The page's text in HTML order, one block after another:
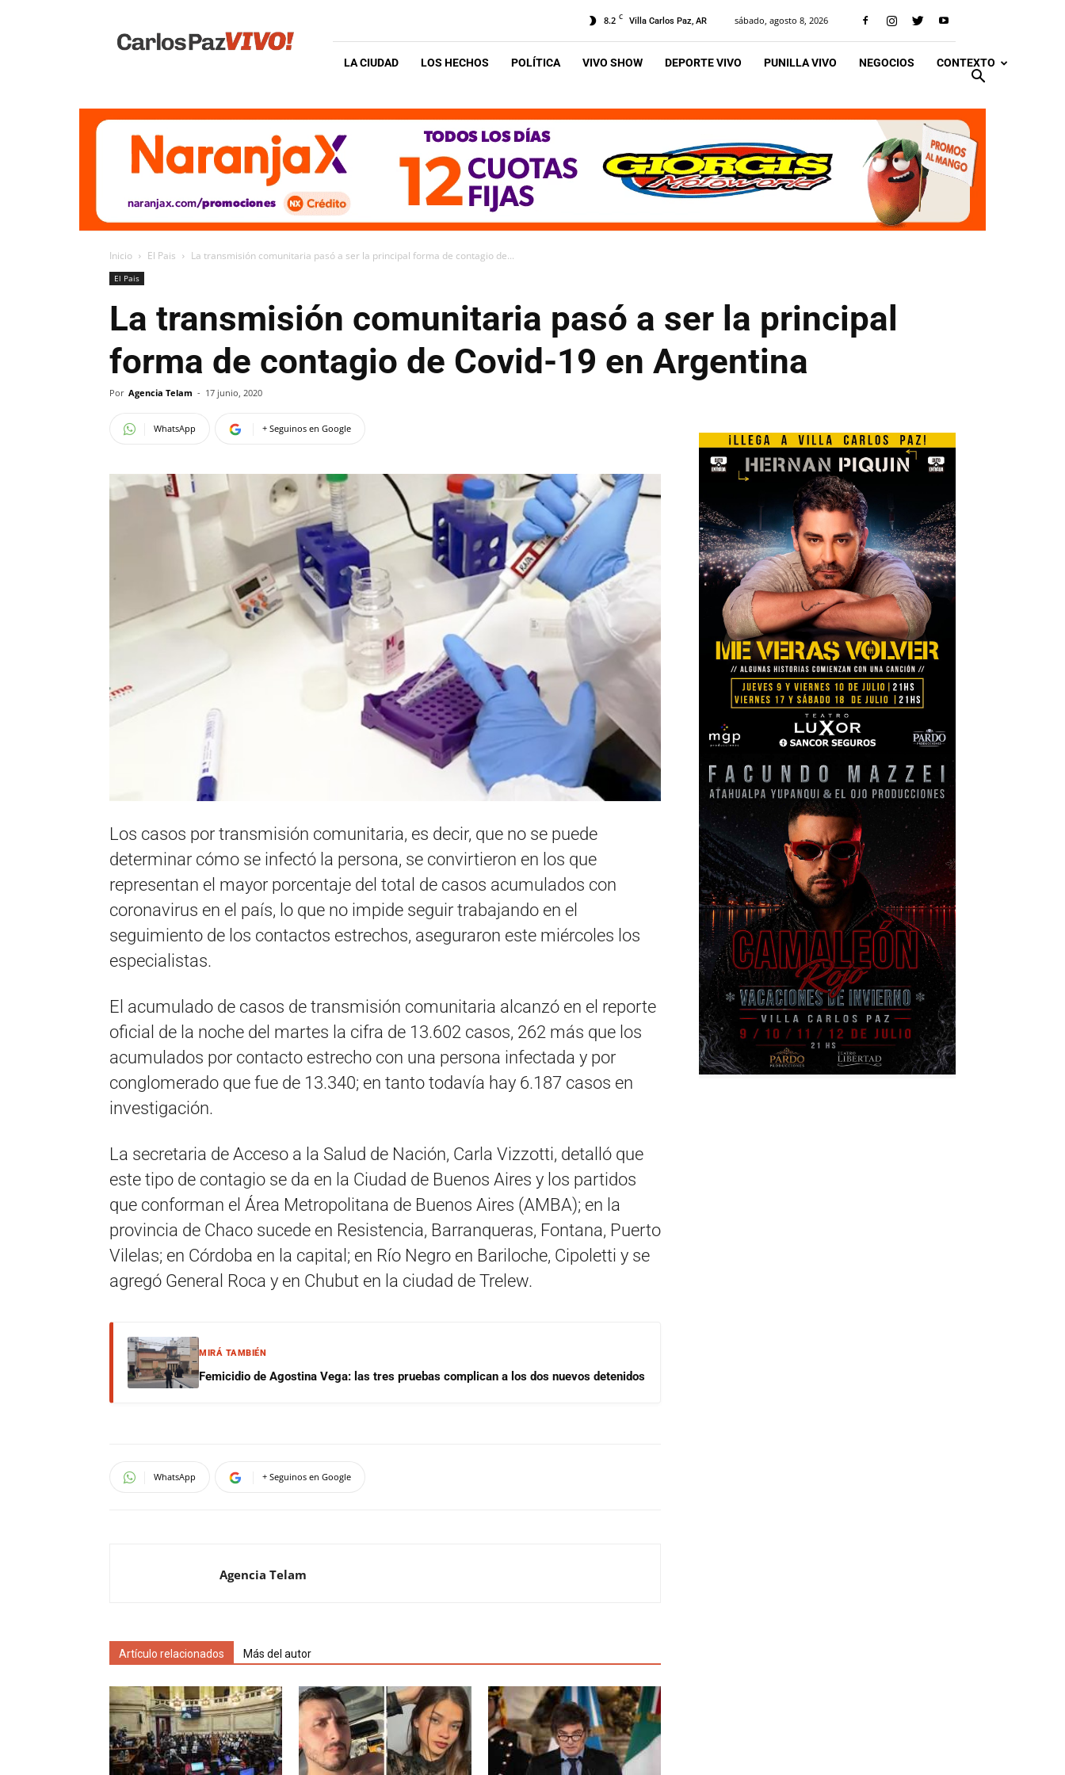
Vivo
8.2 C Villa Carlos Paz, AR sábado, agosto 8, 2026
LA CIUDAD LOS HECHOS POLÍTICA VIVO SHOW DEPORTE VIVO PUNILLA VIVO NEGOCIOS CONTEXTO
Inicio El Pais La transmisión comunitaria pasó a ser la principal forma de contagio de...
El Pais
La transmisión comunitaria pasó a ser la principal
forma de contagio de Covid-19 en Argentina
Por Agencia Telam - 17 junio, 2020
WhatsApp + Seguinos en Google
Los casos por transmisión comunitaria, es decir, que no se puede
determinar cómo se infectó la persona, se convirtieron en los que
representan el mayor porcentaje del total de casos acumulados con
coronavirus en el país, lo que no impide seguir trabajando en el
seguimiento de los contactos estrechos, aseguraron este miércoles los
especialistas.
El acumulado de casos de transmisión comunitaria alcanzó en el reporte
oficial de la noche del martes la cifra de 13.602 casos, 262 más que los
acumulados por contacto estrecho con una persona infectada y por
conglomerado que fue de 13.340; en tanto todavía hay 6.187 casos en
investigación.
La secretaria de Acceso a la Salud de Nación, Carla Vizzotti, detalló que
este tipo de contagio se da en la Ciudad de Buenos Aires y los partidos
que conforman el Área Metropolitana de Buenos Aires (AMBA); en la
provincia de Chaco sucede en Resistencia, Barranqueras, Fontana, Puerto
Vilelas; en Córdoba en la capital; en Río Negro en Bariloche, Cipoletti y se
agregó General Roca y en Chubut en la ciudad de Trelew.
MIRÁ TAMBIÉN
Femicidio de Agostina Vega: las tres pruebas complican a los dos nuevos detenidos
WhatsApp + Seguinos en Google
Agencia Telam
Artículo relacionados Más del autor